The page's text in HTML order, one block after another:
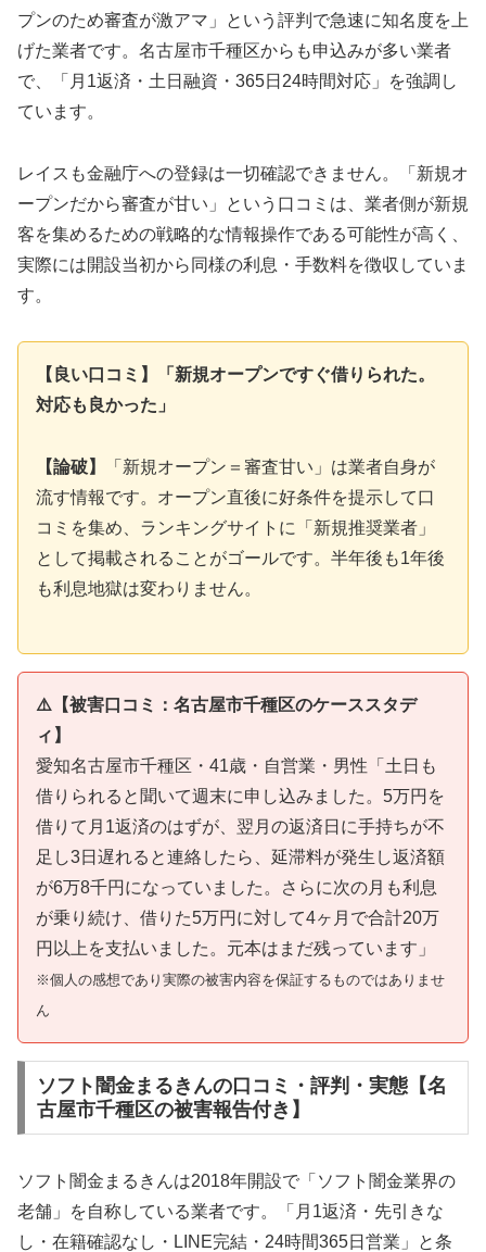
プンのため審査が激アマ」という評判で急速に知名度を上
げた業者です。名古屋市千種区からも申込みが多い業者
で、「月1返済・土日融資・365日24時間対応」を強調し
ています。
レイスも金融庁への登録は一切確認できません。「新規オ
ープンだから審査が甘い」という口コミは、業者側が新規
客を集めるための戦略的な情報操作である可能性が高く、
実際には開設当初から同様の利息・手数料を徴収していま
す。
【良い口コミ】「新規オープンですぐ借りられた。
対応も良かった」
【論破】
「新規オープン＝審査甘い」は業者自身が
流す情報です。オープン直後に好条件を提示して口
コミを集め、ランキングサイトに「新規推奨業者」
として掲載されることがゴールです。半年後も1年後
も利息地獄は変わりません。
⚠️【被害口コミ：名古屋市千種区のケーススタデ
ィ】
愛知名古屋市千種区・41歳・自営業・男性「土日も
借りられると聞いて週末に申し込みました。5万円を
借りて月1返済のはずが、翌月の返済日に手持ちが不
足し3日遅れると連絡したら、延滞料が発生し返済額
が6万8千円になっていました。さらに次の月も利息
が乗り続け、借りた5万円に対して4ヶ月で合計20万
円以上を支払いました。元本はまだ残っています」
※個人の感想であり実際の被害内容を保証するものではありませ
ん
ソフト闇金まるきんの口コミ・評判・実態【名
古屋市千種区の被害報告付き】
ソフト闇金まるきんは2018年開設で「ソフト闇金業界の
老舗」を自称している業者です。「月1返済・先引きな
し・在籍確認なし・LINE完結・24時間365日営業」と条